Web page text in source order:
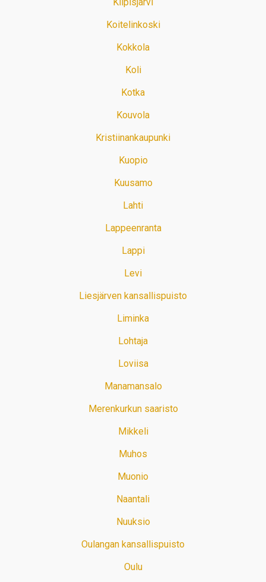
Koitelinkoski
Kokkola
Koli
Kotka
Kouvola
Kristiinankaupunki
Kuopio
Kuusamo
Lahti
Lappeenranta
Lappi
Levi
Liesjärven kansallispuisto
Liminka
Lohtaja
Loviisa
Manamansalo
Merenkurkun saaristo
Mikkeli
Muhos
Muonio
Naantali
Nuuksio
Oulangan kansallispuisto
Oulu